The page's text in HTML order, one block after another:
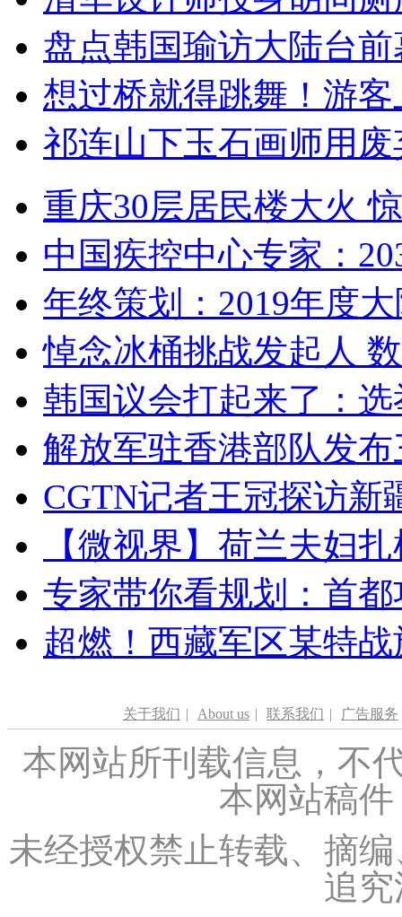
盘点韩国瑜访大陆台
想过桥就得跳舞！游客
祁连山下玉石画师用
重庆30层居民楼大火
中国疾控中心专家：
年终策划：2019年度
悼念冰桶挑战发起人
韩国议会打起来了：
解放军驻香港部队发
CGTN记者王冠探访新
【微视界】荷兰夫妇
专家带你看规划：首
超燃！西藏军区某特
关于我们 | About us | 联系我们 | 广告服务
本网站所刊载信息，不
本网站稿
未经授权禁止转载、摘
追